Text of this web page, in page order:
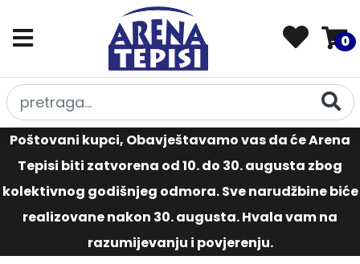
0
Poštovani kupci, Obavještavamo vas da će Arena
Tepisi biti zatvorena od 10. do 30. augusta zbog
kolektivnog godišnjeg odmora. Sve narudžbine biće
realizovane nakon 30. augusta. Hvala vam na
razumijevanju i povjerenju.